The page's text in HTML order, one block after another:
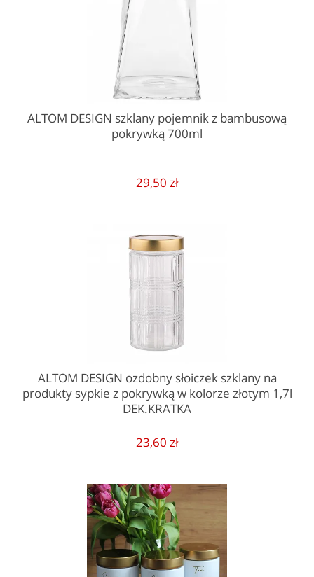
ALTOM DESIGN szklany pojemnik z bambusową
pokrywką 700ml
29,50 zł
ALTOM DESIGN ozdobny słoiczek szklany na
produkty sypkie z pokrywką w kolorze złotym 1,7l
DEK.KRATKA
23,60 zł